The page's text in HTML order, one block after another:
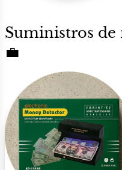
Suministros de
💼